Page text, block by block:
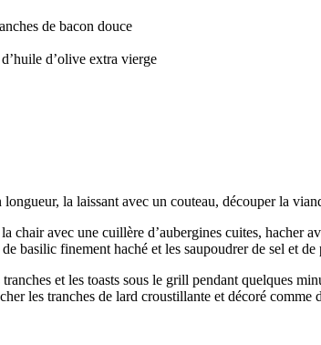
de bacon douce
d’olive extra vierge
la laissant avec un couteau, découper la
chair avec une cuillère d’aubergines cuites, hacher
basilic finement haché et les saupoudrer de sel et
et les toasts sous le grill pendant quelques
les tranches de lard croustillante et décoré comme